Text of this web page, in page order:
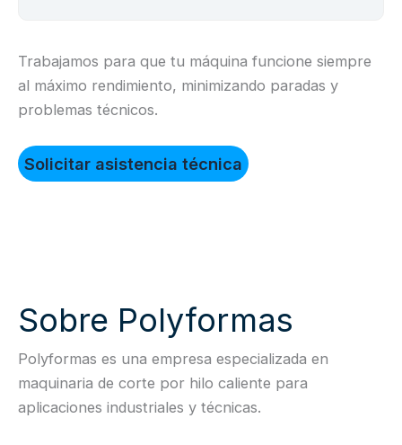
Trabajamos para que tu máquina funcione siempre
al máximo rendimiento, minimizando paradas y
problemas técnicos.
Solicitar asistencia técnica
Sobre Polyformas
Polyformas es una empresa especializada en
maquinaria de corte por hilo caliente para
aplicaciones industriales y técnicas.